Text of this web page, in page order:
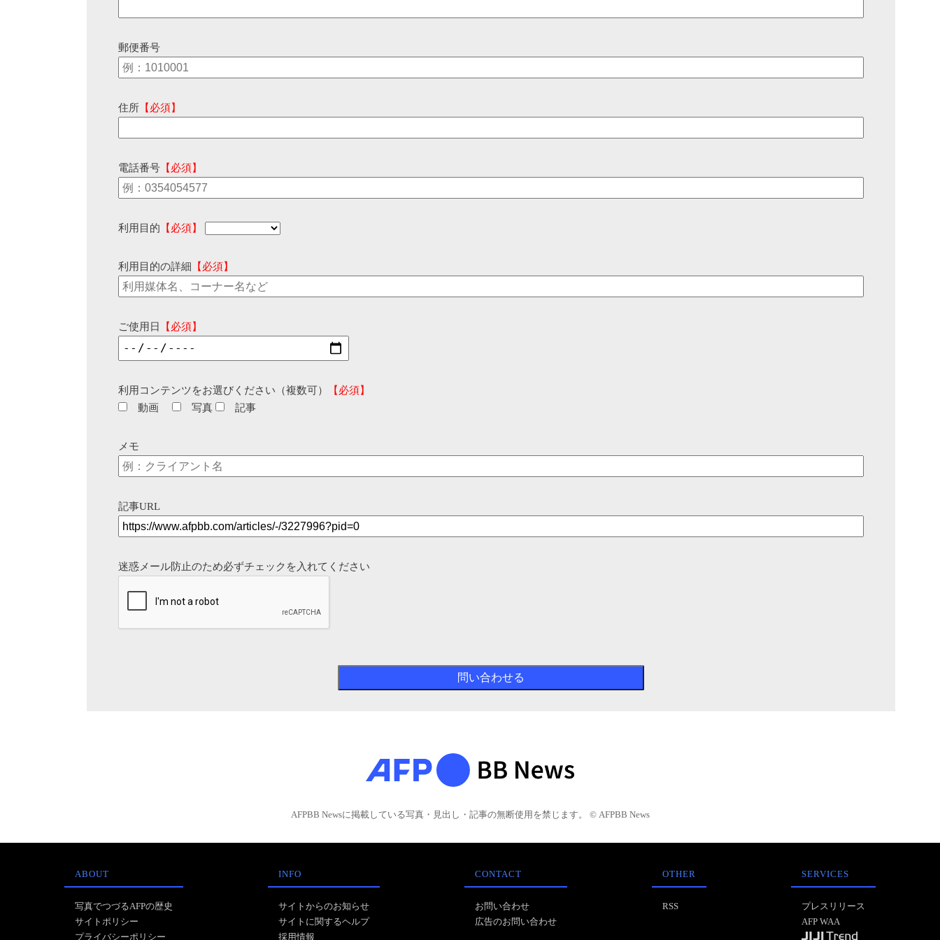
郵便番号
住所 【必須】
電話番号 【必須】
利用目的 【必須】
利用目的の詳細 【必須】
ご使用日 【必須】
利用コンテンツをお選びください（複数可）
【必須】
動画
写真 記事
メモ
記事URL
迷惑メール防止のため必ずチェックを入れてください
AFPBB Newsに掲載している写真・見出し・記事の無断使用を禁じます。 © AFPBB News
ABOUT
写真でつづるAFPの歴史
サイトポリシー
プライバシーポリシー
INFO
サイトからのお知らせ
サイトに関するヘルプ
採用情報
CONTACT
お問い合わせ
広告のお問い合わせ
OTHER
RSS
SERVICES
プレスリリース
AFP WAA